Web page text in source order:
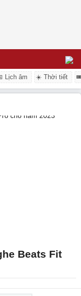
Lịch âm ☀️ Thời tiết
Beats Fit